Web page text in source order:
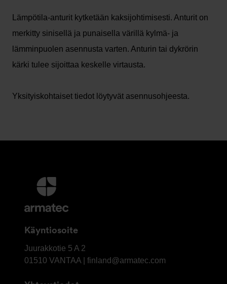
Lämpötila-anturit kytketään kaksijohtimisesti. Anturit on
merkitty sinisellä ja punaisella värillä kylmä- ja
lämminpuolen asennusta varten. Anturin tai dykrörin
kärki tulee sijoittaa keskelle virtausta.
Yksityiskohtaiset tiedot löytyvät asennusohjeesta.
Lisätietoja
Yhteystiedot
Käyntiosoite
OY
Armatec
Juurakkotie 5 A 2
01510 VANTAA | finland@armatec.com